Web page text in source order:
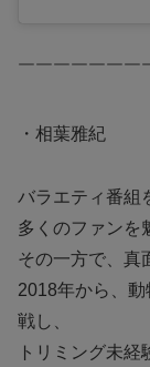
￣￣￣￣￣￣￣
・相葉雅紀
バラエティ番組
多くのファンを
その一方で、真
2018年から、
戦し、
トリミング未